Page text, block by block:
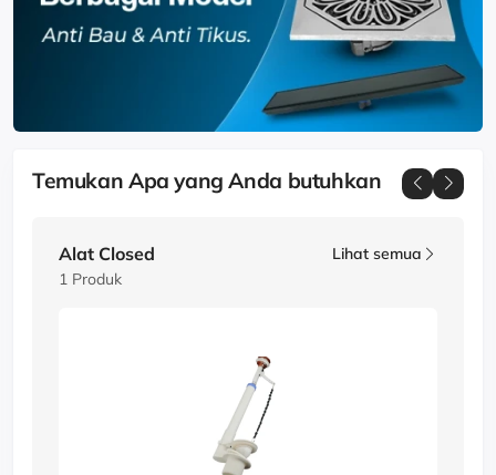
Temukan Apa yang Anda butuhkan
Alat Closed
1 Produk
Lihat semua